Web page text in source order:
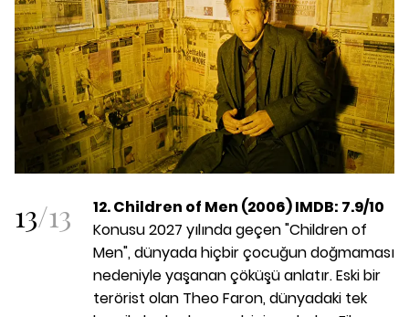
13/13
12. Children of Men (2006) IMDB: 7.9/10
Konusu 2027 yılında geçen "Children of
Men", dünyada hiçbir çocuğun doğmaması
nedeniyle yaşanan çöküşü anlatır. Eski bir
terörist olan Theo Faron, dünyadaki tek